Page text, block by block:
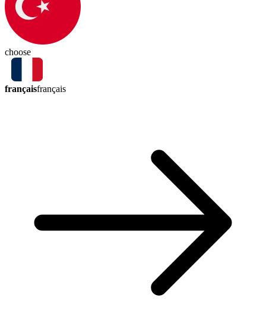
choose
françaisfrançais